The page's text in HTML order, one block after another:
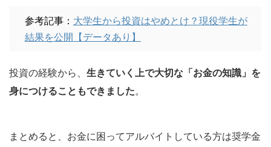
参考記事： 大学生から投資はやめとけ？現役学生が
結果を公開【データあり】
投資の経験から、 生きていく上で大切な「お金の知識」を
身につけることもできました。
まとめると、お金に困ってアルバイトしている方は奨学金